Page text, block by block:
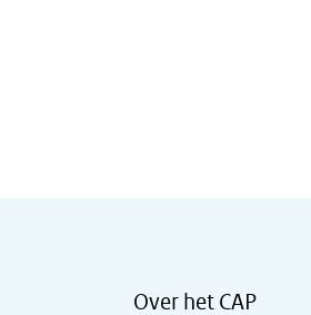
Over het CAP